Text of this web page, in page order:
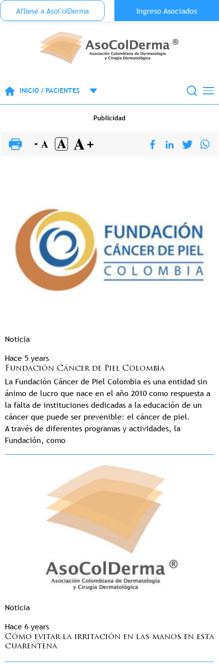
Pasar al contenido principal
Menu Top Anónimo
Aflíese a AsoColDerma Ingreso Asociados
INICIO / PACIENTES
Publicidad
Noticia
Hace 5 years
Fundación Cáncer de Piel Colombia
La Fundación Cáncer de Piel Colombia es una entidad sin
ánimo de lucro que nace en el año 2010 como respuesta a
la falta de instituciones dedicadas a la educación de un
cáncer que puede ser prevenible: el cáncer de piel.
A través de diferentes programas y actividades, la
Fundación, como
Noticia
Hace 6 years
Cómo evitar la irritación en las manos en esta
cuarentena